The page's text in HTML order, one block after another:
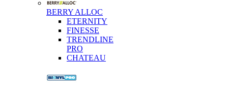
BERRY ALLOC
ETERNITY
FINESSE
TRENDLINE
PRO
CHATEAU